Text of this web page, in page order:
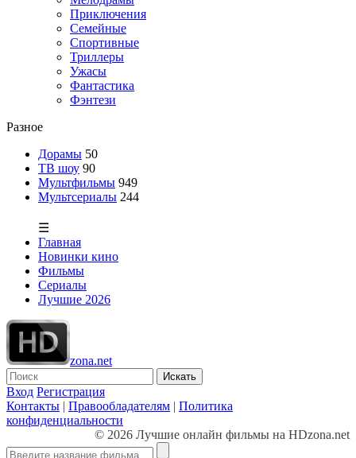
Приключения
Семейные
Спортивные
Триллеры
Ужасы
Фантастика
Фэнтези
Разное
Дорамы 50
ТВ шоу 90
Мультфильмы 949
Мультсериалы 244
☰
Главная
Новинки кино
Фильмы
Сериалы
Лучшие 2026
zona.net
Искать
Вход Регистрация
Контакты | Правообладателям | Политика
конфиденциальности
© 2026 Лучшие онлайн фильмы на HDzona.net